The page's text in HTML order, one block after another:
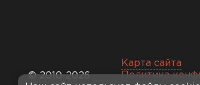
© 2010-2026
Карта сайта
Политика